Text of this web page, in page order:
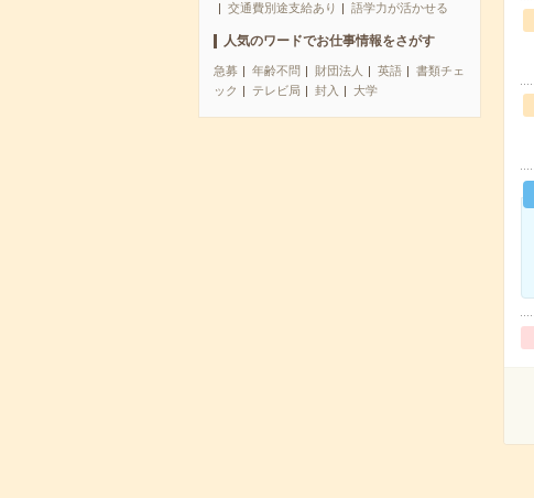
交通費別途支給あり
語学力が活かせる
人気のワードでお仕事情報をさがす
急募 年齢不問 財団法人 英語
書類チェ
ック
テレビ局 封入 大学